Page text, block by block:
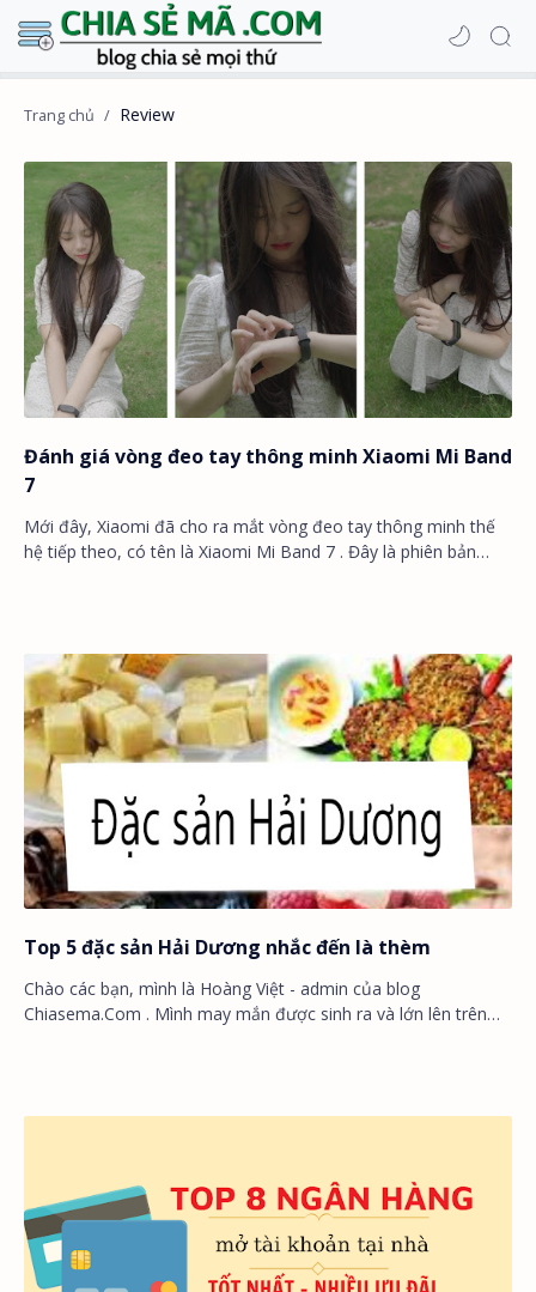
Review
Đánh giá vòng đeo tay thông minh Xiaomi Mi Band
7
Mới đây, Xiaomi đã cho ra mắt vòng đeo tay thông minh thế
hệ tiếp theo, có tên là Xiaomi Mi Band 7 . Đây là phiên bản
Top 5 đặc sản Hải Dương nhắc đến là thèm
Chào các bạn, mình là Hoàng Việt - admin của blog
Chiasema.Com . Mình may mắn được sinh ra và lớn lên trên